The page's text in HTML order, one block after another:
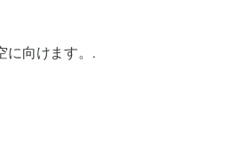
に向けます。.